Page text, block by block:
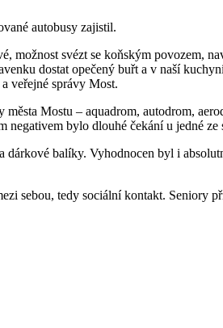
autobusy zajistil.
svézt se koňským povozem,
dostat opečený buřt a v naší
veřejné správy Most.
Mostu – aquadrom, autodrom,
negativem bylo dlouhé čekání u jedné
balíky. Vyhodnocen byl i
sebou, tedy sociální kontakt. Seniory